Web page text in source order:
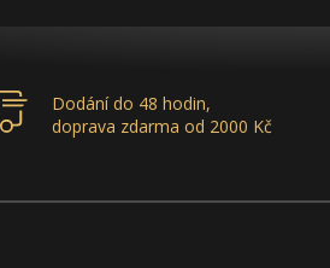
Dodání do 48 hodin,
doprava zdarma od 2000 Kč